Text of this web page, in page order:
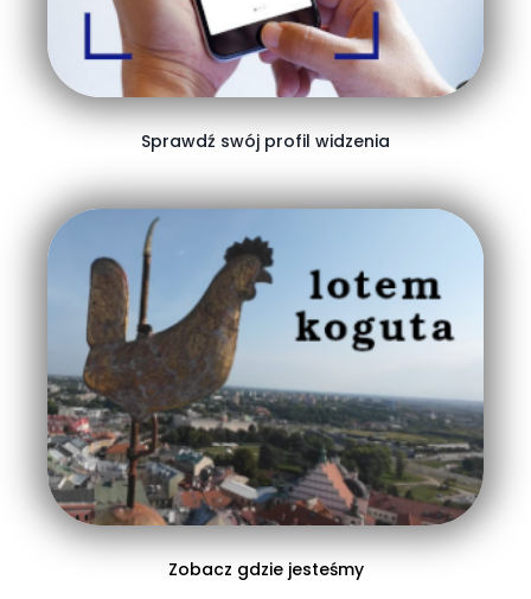
Sprawdź swój profil widzenia
Zobacz gdzie jesteśmy